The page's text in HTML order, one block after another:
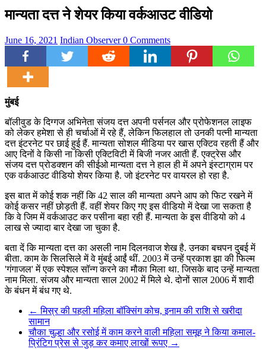
मान्यता दत्त ने शेयर किया वर्कआउट वीडियो
June 16, 2021 Indian Observer0 Comments
मुंबई
बॉलीवुड के दिग्गज अभिनेता संजय दत्त अपनी पर्सनल और प्रोफेशनल लाइफ
को लेकर हमेशा से ही चर्चाओं में रहे हैं, लेकिन फिलहाल तो उनकी पत्नी मान्यता
दत्त इंटरनेट पर छाई हुई हैं. मान्यता सोशल मीडिया पर खास एक्टिव रहती हैं और
आए दिनों वे किसी ना किसी एक्टिविटी में बिजी नजर आती हैं. एक्ट्रेस और
संजय दत्त प्रोडक्शन की सीईओ मान्यता दत्त ने हाल ही में अपने इंस्टाग्राम पर
एक वर्कआउट वीडियो शेयर किया है. जो इंटरनेट पर वायरल हो रहा है.
इस बात में कोई शक नहीं कि 42 साल की मान्यता अपने आप को फिट रखने में
कोई कसर नहीं छोड़ती हैं. वहीं शेयर किए गए इस वीडियो में देखा जा सकता है
कि वे जिम में वर्कआउट कर पसीना बहा रही हैं. मान्यता के इस वीडियो को 4
लाख से ज्यादा बार देखा जा चुका है.
बता दें कि मान्यता दत्त का असली नाम दिलनवाज शेख है. उनका बचपन दुबई में
बीता. काम के सिलसिले में वे मुंबई आईं थीं. 2003 में उन्हें प्रकाश झा की फिल्म
'गंगाजल' में एक स्पेशल सॉन्ग करने का मौका मिला था. जिसके बाद उन्हें मान्यता
नाम मिला. संजय और मान्यता साल 2002 में मिले थे. दोनों साल 2006 में शादी
के बंधन में बंध गए थे.
← मिस्र की पहली महिला बॉक्सिंग कोच, इनाम की राशि से खरीदा
सामान
चौका चुल्हा और रसोई में काम करने वाली महिला समूह ने किया कमाल-
प्रिंटिग प्रेस से जुड़ कर कमाए लाखों रूपए →